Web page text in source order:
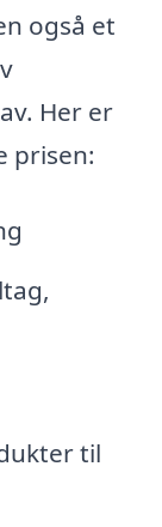
også et
Her er
prisen:
til